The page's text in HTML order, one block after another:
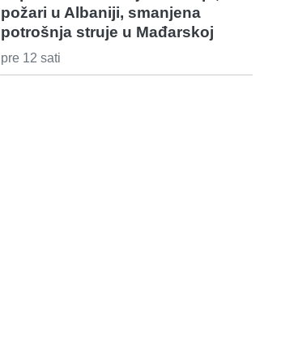
požari u Albaniji, smanjena
potrošnja struje u Mađarskoj
pre 12 sati